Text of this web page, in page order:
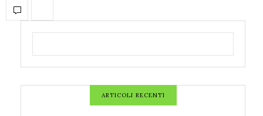
ARTICOLI RECENTI